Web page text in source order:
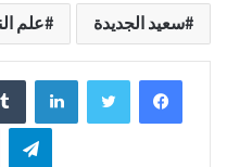
سعيد الجديدة علم